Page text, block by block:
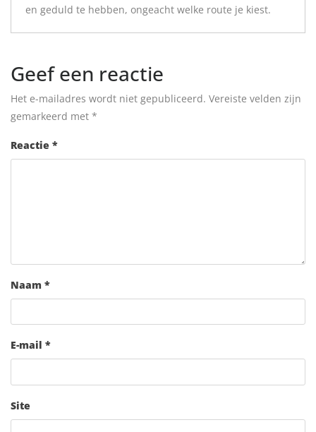
en geduld te hebben, ongeacht welke route je kiest.
Geef een reactie
Het e-mailadres wordt niet gepubliceerd. Vereiste velden zijn
gemarkeerd met *
Reactie *
Naam *
E-mail *
Site